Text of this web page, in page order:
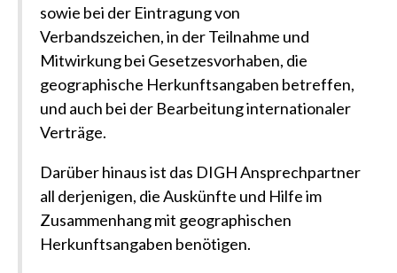
sowie bei der Eintragung von
Verbandszeichen, in der Teilnahme und
Mitwirkung bei Gesetzesvorhaben, die
geographische Herkunftsangaben betreffen,
und auch bei der Bearbeitung internationaler
Verträge.
Darüber hinaus ist das DIGH Ansprechpartner
all derjenigen, die Auskünfte und Hilfe im
Zusammenhang mit geographischen
Herkunftsangaben benötigen.